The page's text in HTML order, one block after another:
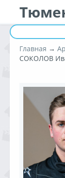
Главная →
СОКОЛОВ